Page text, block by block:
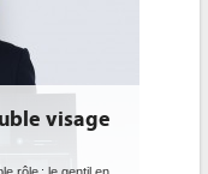
DEE: l'efficacité
bientôt une
datacenters